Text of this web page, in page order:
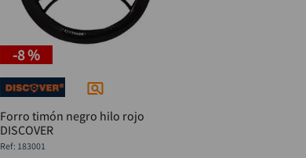
-8 %
Forro timón negro hilo rojo
DISCOVER
: 183001